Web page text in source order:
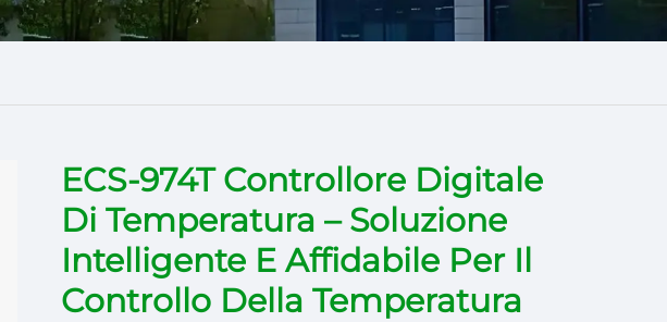
ECS-974T Controllore Digitale
Di Temperatura – Soluzione
Intelligente E Affidabile Per Il
Controllo Della Temperatura